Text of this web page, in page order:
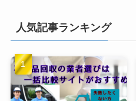
人気記事ランキング